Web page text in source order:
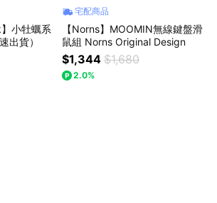
小牡蠣系
出貨）
宅配商品
【Norns】MOOMIN無線鍵盤滑
鼠組 Norns Original Design
$1,344 $1,680
2.0%